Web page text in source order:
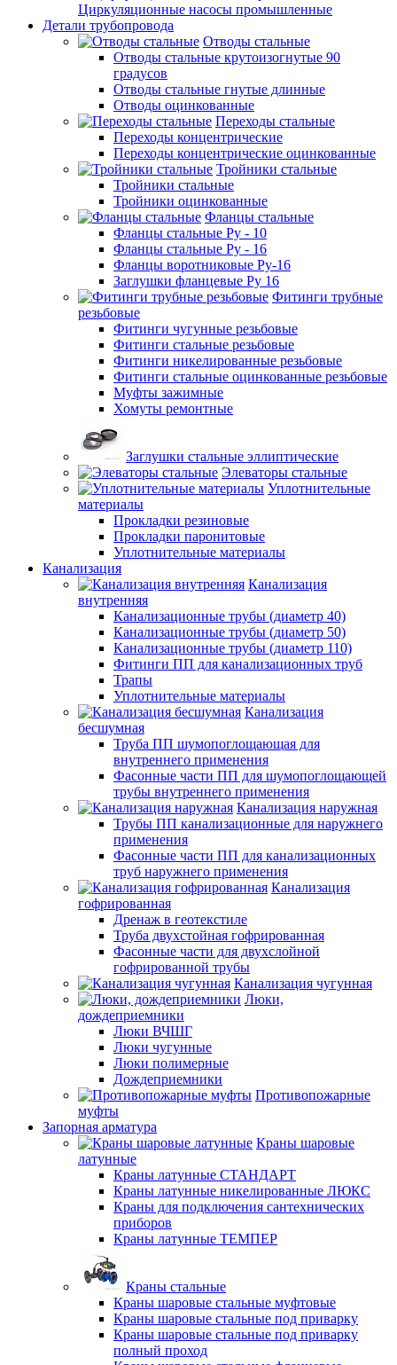
Циркуляционные насосы промышленные
Детали трубопровода
Отводы стальные
Отводы стальные крутоизогнутые 90
градусов
Отводы стальные гнутые длинные
Отводы оцинкованные
Переходы стальные
Переходы концентрические
Переходы концентрические оцинкованные
Тройники стальные
Тройники стальные
Тройники оцинкованные
Фланцы стальные
Фланцы стальные Ру - 10
Фланцы стальные Ру - 16
Фланцы воротниковые Ру-16
Заглушки фланцевые Ру 16
Фитинги трубные
резьбовые
Фитинги чугунные резьбовые
Фитинги стальные резьбовые
Фитинги никелированные резьбовые
Фитинги стальные оцинкованные резьбовые
Муфты зажимные
Хомуты ремонтные
Заглушки стальные эллиптические
Элеваторы стальные
Уплотнительные
материалы
Прокладки резиновые
Прокладки паронитовые
Уплотнительные материалы
Канализация
Канализация
внутренняя
Канализационные трубы (диаметр 40)
Канализационные трубы (диаметр 50)
Канализационные трубы (диаметр 110)
Фитинги ПП для канализационных труб
Трапы
Уплотнительные материалы
Канализация
бесшумная
Труба ПП шумопоглощающая для
внутреннего применения
Фасонные части ПП для шумопоглощающей
трубы внутреннего применения
Канализация наружная
Трубы ПП канализационные для наружнего
применения
Фасонные части ПП для канализационных
труб наружнего применения
Канализация
гофрированная
Дренаж в геотекстиле
Труба двухстойная гофрированная
Фасонные части для двухслойной
гофрированной трубы
Канализация чугунная
Люки,
дождеприемники
Люки ВЧШГ
Люки чугунные
Люки полимерные
Дождеприемники
Противопожарные
муфты
Запорная арматура
Краны шаровые
латунные
Краны латунные СТАНДАРТ
Краны латунные никелированные ЛЮКС
Краны для подключения сантехнических
приборов
Краны латунные ТЕМПЕР
Краны стальные
Краны шаровые стальные муфтовые
Краны шаровые стальные под приварку
Краны шаровые стальные под приварку
полный проход